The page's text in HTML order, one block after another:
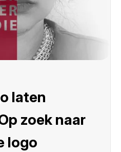
laten
zoek naar
logo